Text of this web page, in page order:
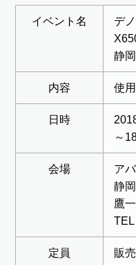
イベント名
デ
静岡
内容 使
日時
～
会場
ア
静
鷹
定員
販